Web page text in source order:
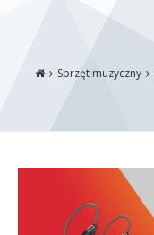
Sprzęt muzyczny